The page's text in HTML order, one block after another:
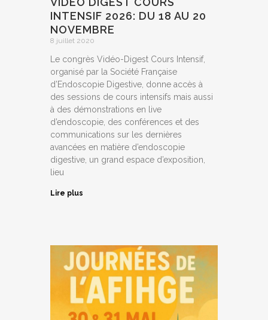
INTENSIF 2026: DU 18 AU 20
NOVEMBRE
8 juillet 2020
Le congrès Vidéo-Digest Cours Intensif,
organisé par la Société Française
d’Endoscopie Digestive, donne accès à
des sessions de cours intensifs mais aussi
à des démonstrations en live
d’endoscopie, des conférences et des
communications sur les dernières
avancées en matière d’endoscopie
digestive, un grand espace d’exposition,
lieu
Lire plus